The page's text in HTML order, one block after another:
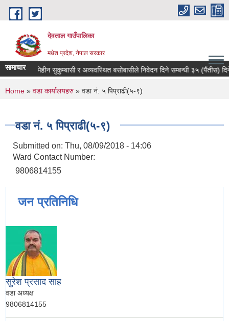
Skip to main content
देवताल गाउँपालिका
मधेश प्रदेश, नेपाल सरकार
सामाचार
दलित, भूमिहीन सुकुम्बासी र अव्यवस्थित बसोबासीले निवेदन दिने सम्बन्धी ३५ (पैंतीस)
You are here
Home » वडा कार्यालयहरु » वडा नं. ५ पिप्राढी(५-९)
वडा नं. ५ पिप्राढी(५-९)
Submitted on: Thu, 08/09/2018 - 14:06
Ward Contact Number:
9806814155
जन प्रतिनिधि
सुरेश प्रसाद साह
वडा अध्यक्ष
9806814155